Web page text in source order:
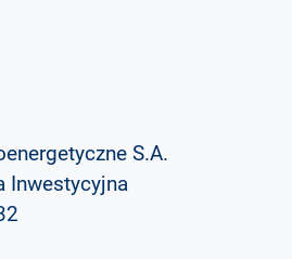
S.A.
Inwestycyjna